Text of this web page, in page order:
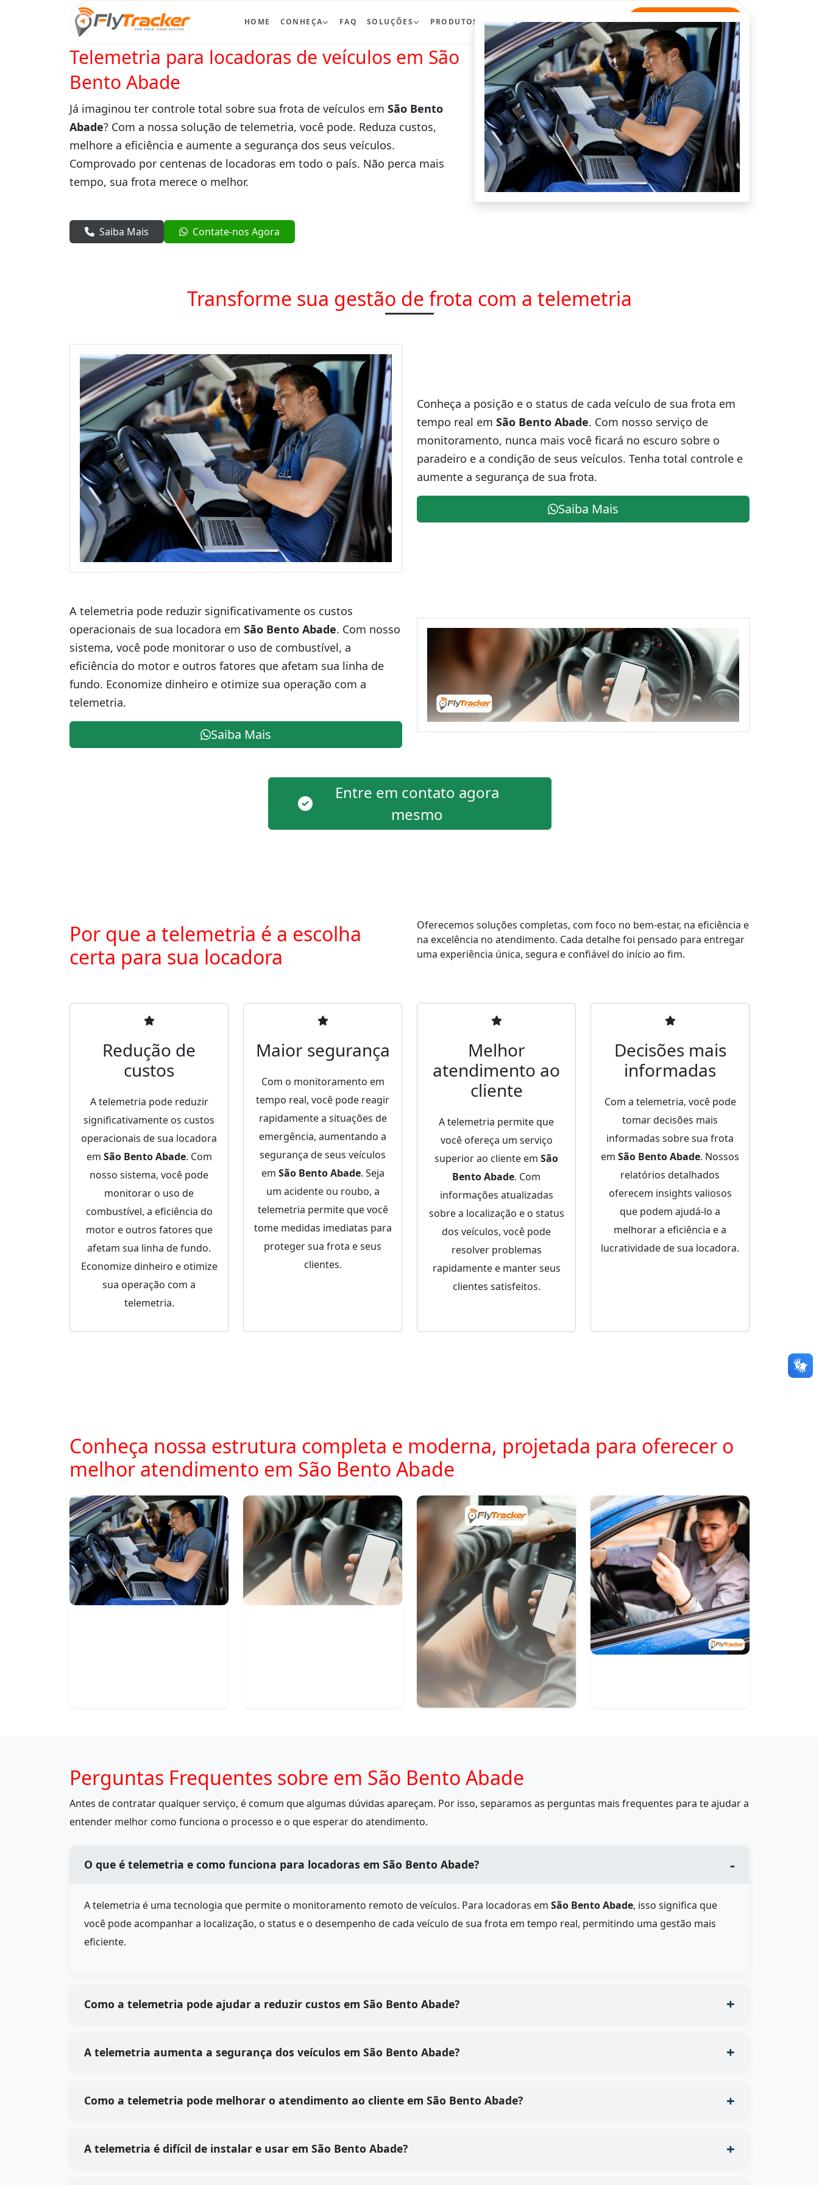
Rastreamento
HOME CONHEÇA FAQ SOLUÇÕES PRODUTOS BLOG CONTATO
Unidade São Bento Abade
Telemetria para locadoras de veículos em São
Bento Abade
Já imaginou ter controle total sobre sua frota de veículos em São Bento
Abade? Com a nossa solução de telemetria, você pode. Reduza custos,
melhore a eficiência e aumente a segurança dos seus veículos.
Comprovado por centenas de locadoras em todo o país. Não perca mais
tempo, sua frota merece o melhor.
Saiba Mais Contate-nos Agora
Transforme sua gestão de frota com a telemetria
Conheça a posição e o status de cada veículo de sua frota em
tempo real em São Bento Abade. Com nosso serviço de
monitoramento, nunca mais você ficará no escuro sobre o
paradeiro e a condição de seus veículos. Tenha total controle e
aumente a segurança de sua frota.
Saiba Mais
A telemetria pode reduzir significativamente os custos
operacionais de sua locadora em São Bento Abade. Com nosso
sistema, você pode monitorar o uso de combustível, a
eficiência do motor e outros fatores que afetam sua linha de
fundo. Economize dinheiro e otimize sua operação com a
telemetria.
Saiba Mais
Entre em contato agora
mesmo
Por que a telemetria é a escolha
certa para sua locadora
Oferecemos soluções completas, com foco no bem-estar, na eficiência e
na excelência no atendimento. Cada detalhe foi pensado para entregar
uma experiência única, segura e confiável do início ao fim.
Redução de
custos
A telemetria pode reduzir
significativamente os custos
operacionais de sua locadora
em São Bento Abade. Com
nosso sistema, você pode
monitorar o uso de
combustível, a eficiência do
motor e outros fatores que
afetam sua linha de fundo.
Economize dinheiro e otimize
sua operação com a
telemetria.
Maior segurança
Com o monitoramento em
tempo real, você pode reagir
rapidamente a situações de
emergência, aumentando a
segurança de seus veículos
em São Bento Abade. Seja
um acidente ou roubo, a
telemetria permite que você
tome medidas imediatas para
proteger sua frota e seus
clientes.
Melhor
atendimento ao
cliente
A telemetria permite que
você ofereça um serviço
superior ao cliente em São
Bento Abade. Com
informações atualizadas
sobre a localização e o status
dos veículos, você pode
resolver problemas
rapidamente e manter seus
clientes satisfeitos.
Decisões mais
informadas
Com a telemetria, você pode
tomar decisões mais
informadas sobre sua frota
em São Bento Abade. Nossos
relatórios detalhados
oferecem insights valiosos
que podem ajudá-lo a
melhorar a eficiência e a
lucratividade de sua locadora.
Conheça nossa estrutura completa e moderna, projetada para oferecer o
melhor atendimento em São Bento Abade
Perguntas Frequentes sobre em São Bento Abade
Antes de contratar qualquer serviço, é comum que algumas dúvidas apareçam. Por isso, separamos as perguntas mais frequentes para te ajudar a
entender melhor como funciona o processo e o que esperar do atendimento.
O que é telemetria e como funciona para locadoras em São Bento Abade?
A telemetria é uma tecnologia que permite o monitoramento remoto de veículos. Para locadoras em São Bento Abade, isso significa que
você pode acompanhar a localização, o status e o desempenho de cada veículo de sua frota em tempo real, permitindo uma gestão mais
eficiente.
Como a telemetria pode ajudar a reduzir custos em São Bento Abade?
A telemetria aumenta a segurança dos veículos em São Bento Abade?
Como a telemetria pode melhorar o atendimento ao cliente em São Bento Abade?
A telemetria é difícil de instalar e usar em São Bento Abade?